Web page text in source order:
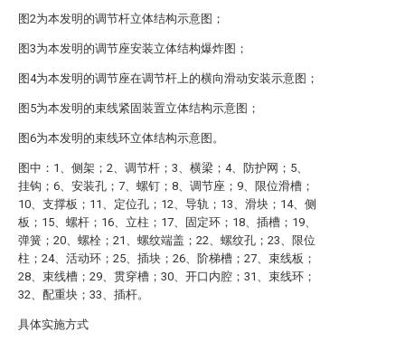
图2为本发明的调节杆立体结构示意图；
图3为本发明的调节座安装立体结构爆炸图；
图4为本发明的调节座在调节杆上的横向滑动安装示意图；
图5为本发明的束线紧固装置立体结构示意图；
图6为本发明的束线环立体结构示意图。
图中：1、侧架；2、调节杆；3、横梁；4、防护网；5、
挂钩；6、安装孔；7、螺钉；8、调节座；9、限位滑槽；
10、支撑板；11、定位孔；12、导轨；13、滑块；14、侧
板；15、螺杆；16、立柱；17、固定环；18、插槽；19、
弹簧；20、螺栓；21、螺纹端盖；22、螺纹孔；23、限位
柱；24、活动环；25、插块；26、阶梯槽；27、束线板；
28、束线槽；29、贯穿槽；30、开口内腔；31、束线环；
32、配重块；33、插杆。
具体实施方式